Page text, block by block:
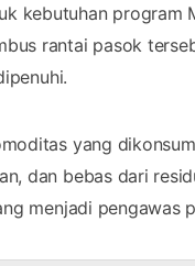
kebutuhan program
rantai pasok
yang
dan bebas dari
menjadi pengawas